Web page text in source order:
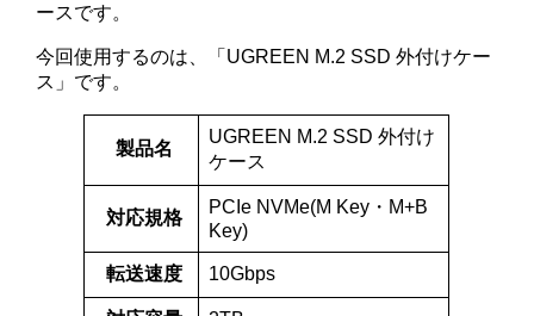
ースです。
今回使用するのは、「UGREEN M.2 SSD 外付けケー
ス」です。
製品名
UGREEN M.2 SSD 外付け
ケース
対応規格
PCIe NVMe(M Key・M+B
Key)
転送速度 10Gbps